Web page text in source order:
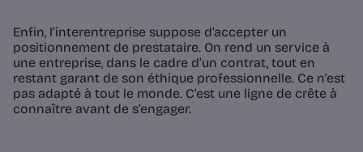
Enfin, l’interentreprise suppose d’accepter un
positionnement de prestataire. On rend un service à
une entreprise, dans le cadre d’un contrat, tout en
restant garant de son éthique professionnelle. Ce n’est
pas adapté à tout le monde. C’est une ligne de crête à
connaître avant de s’engager.